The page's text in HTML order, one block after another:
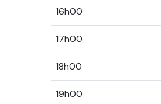
16h00
17h00
18h00
19h00